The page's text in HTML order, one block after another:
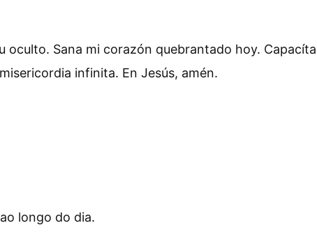
oculto. Sana mi corazón quebrantado hoy.
infinita. En Jesús, amén.
longo do dia.